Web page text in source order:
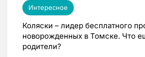
Интересное
Коляски – лидер бесплатного
новорожденных в Томске. Что
родители?